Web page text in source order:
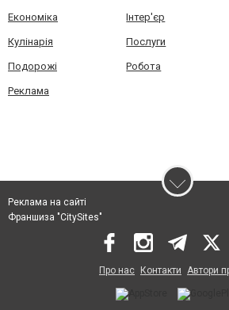
Економіка Інтер'єр
Кулінарія Послуги
Подорожі Робота
Реклама
Реклама на сайті
Франшиза "CitySites"
Про нас Контакти Автори